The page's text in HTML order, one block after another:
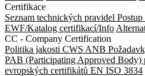
Certifikace
Seznam technických pravidel
EWF/Katalog certifikací/Info
CC - Company Certification
Politika jakosti CWS ANB
PAB (Participating Approved Body)
evropských certifikátů EN ISO 3834